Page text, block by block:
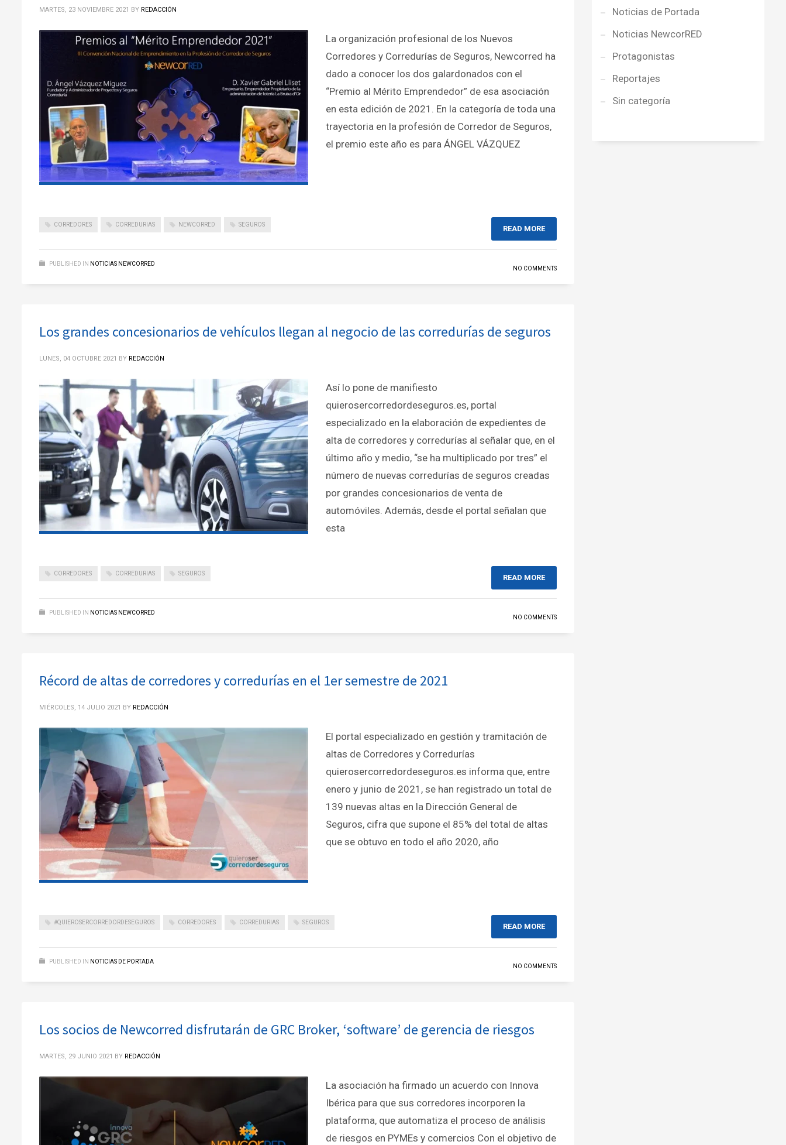
MARTES, 23 NOVIEMBRE 2021 BY REDACCIÓN
La organización profesional de los Nuevos
Corredores y Corredurías de Seguros, Newcorred ha
dado a conocer los dos galardonados con el
“Premio al Mérito Emprendedor” de esa asociación
en esta edición de 2021. En la categoría de toda una
trayectoria en la profesión de Corredor de Seguros,
el premio este año es para ÁNGEL VÁZQUEZ
CORREDORES CORREDURIAS NEWCORRED SEGUROS READ MORE
PUBLISHED IN NOTICIAS NEWCORRED
NO COMMENTS
Los grandes concesionarios de vehículos llegan al negocio de las corredurías de seguros
LUNES, 04 OCTUBRE 2021 BY REDACCIÓN
Así lo pone de manifiesto
quierosercorredordeseguros.es, portal
especializado en la elaboración de expedientes de
alta de corredores y corredurías al señalar que, en el
último año y medio, “se ha multiplicado por tres” el
número de nuevas corredurías de seguros creadas
por grandes concesionarios de venta de
automóviles. Además, desde el portal señalan que
esta
CORREDORES CORREDURIAS SEGUROS READ MORE
PUBLISHED IN NOTICIAS NEWCORRED
NO COMMENTS
Récord de altas de corredores y corredurías en el 1er semestre de 2021
MIÉRCOLES, 14 JULIO 2021 BY REDACCIÓN
El portal especializado en gestión y tramitación de
altas de Corredores y Corredurías
quierosercorredordeseguros.es informa que, entre
enero y junio de 2021, se han registrado un total de
139 nuevas altas en la Dirección General de
Seguros, cifra que supone el 85% del total de altas
que se obtuvo en todo el año 2020, año
#QUIEROSERCORREDORDESEGUROS CORREDORES CORREDURIAS SEGUROS READ MORE
PUBLISHED IN NOTICIAS DE PORTADA
NO COMMENTS
Los socios de Newcorred disfrutarán de GRC Broker, ‘software’ de gerencia de riesgos
MARTES, 29 JUNIO 2021 BY REDACCIÓN
La asociación ha firmado un acuerdo con Innova
Ibérica para que sus corredores incorporen la
plataforma, que automatiza el proceso de análisis
de riesgos en PYMEs y comercios Con el objetivo de
Noticias de Portada
Noticias NewcorRED
Protagonistas
Reportajes
Sin categoría